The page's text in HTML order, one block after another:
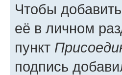
Чтобы
её в личном
пункт
подпись